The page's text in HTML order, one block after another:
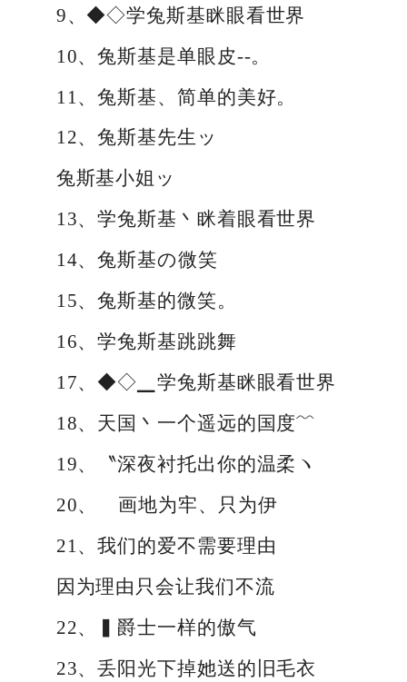
9、◆◇学兔斯基眯眼看世界
10、兔斯基是单眼皮--。
11、兔斯基、简单的美好。
12、兔斯基先生ッ
兔斯基小姐ッ
13、学兔斯基丶眯着眼看世界
14、兔斯基の微笑
15、兔斯基的微笑。
16、学兔斯基跳跳舞
17、◆◇▁学兔斯基眯眼看世界
18、天国丶一个遥远的国度﹌
19、〝深夜衬托出你的温柔ヽ
20、ゞ画地为牢、只为伊
21、我们的爱不需要理由
因为理由只会让我们不流
22、▍爵士一样的傲气
23、丢阳光下掉她送的旧毛衣